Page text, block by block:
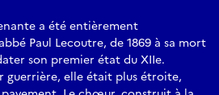
a été entièrement
Paul Lecoutre, de 1869 à sa mort
son premier état du XIIe.
guerrière, elle était plus étroite,